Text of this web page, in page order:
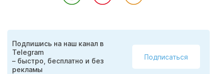
Подпишись на наш канал в
Telegram
– быстро, бесплатно и без
рекламы
Подписаться